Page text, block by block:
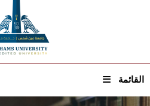
القائمة